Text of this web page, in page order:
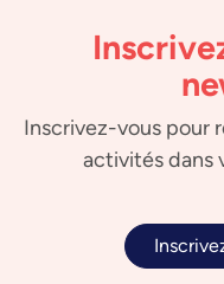
Inscrivez-vous pour
activités dans